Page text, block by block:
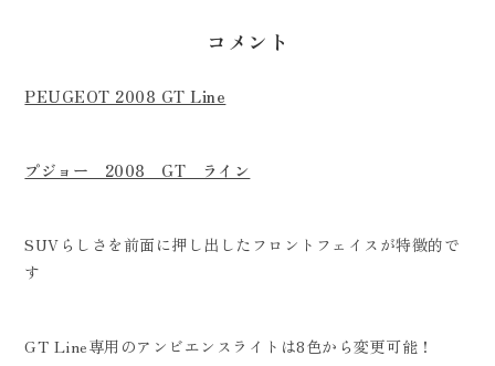
コメント
PEUGEOT 2008 GT Line
プジョー 2008 GT ライン
SUVらしさを前面に押し出したフロントフェイスが特徴的で
す
GT Line専用のアンビエンスライトは8色から変更可能！